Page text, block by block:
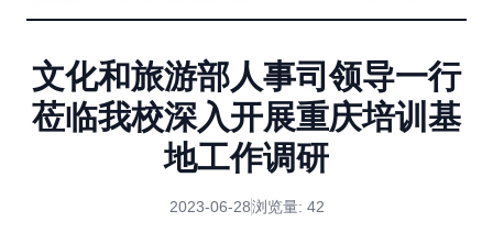
文化和旅游部人事司领导一行
莅临我校深入开展重庆培训基
地工作调研
2023-06-28浏览量: 42